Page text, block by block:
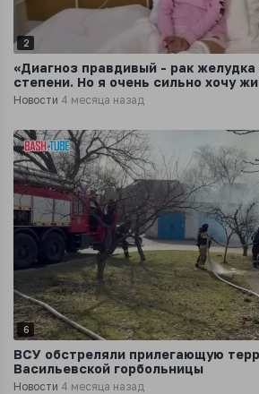
2
«Диагноз правдивый - рак желудка
степени. Но я очень сильно хочу
Новости 4 месяца назад
6
ВСУ обстреляли прилегающую
Васильевской горбольницы
Новости 4 месяца назад